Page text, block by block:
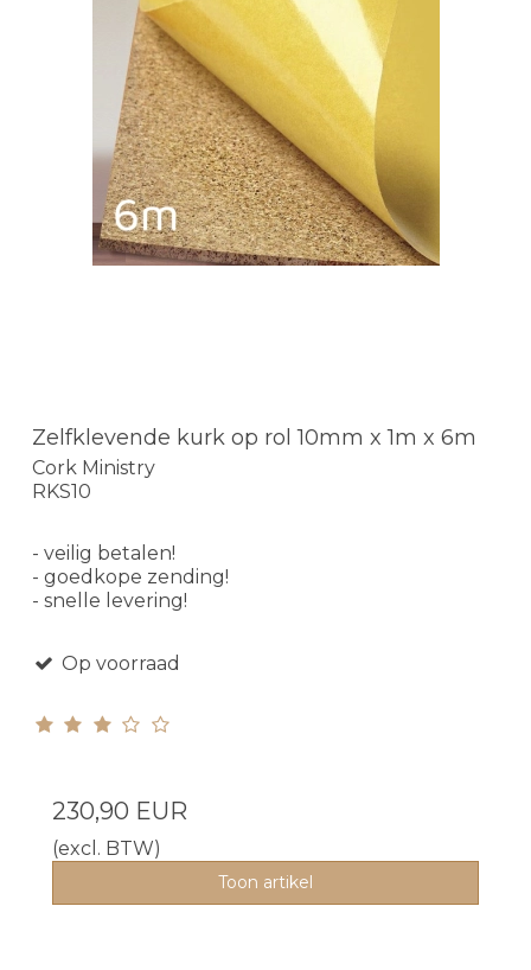
Zelfklevende kurk op rol 10mm x 1m x 6m
Cork Ministry
RKS10
- veilig betalen!
- goedkope zending!
- snelle levering!
Op voorraad
230,90 EUR
(excl. BTW)
Toon artikel